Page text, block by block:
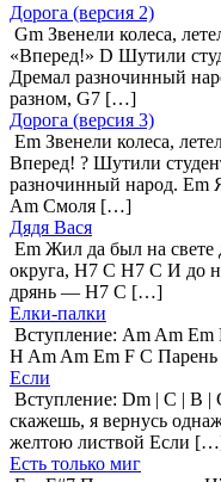
Дорога (версия 2)
Gm Звенели колеса,
«Вперед!» D Шутили
Дремал разночинный
разном, G7 […]
Дорога (версия 3)
Em Звенели колеса,
Вперед! ? Шутили
разночинный народ. Em
Am Смоля […]
Дядя Вася
Em Жил да был на свете
округа, Н7 C Н7 C И до
дрянь — Н7 C […]
Елки-палки
Вступление: Am Am
H Am Am Em F C
Если
Вступление: Dm | C | B |
скажешь, я вернусь
желтою листвой Если
Есть только миг